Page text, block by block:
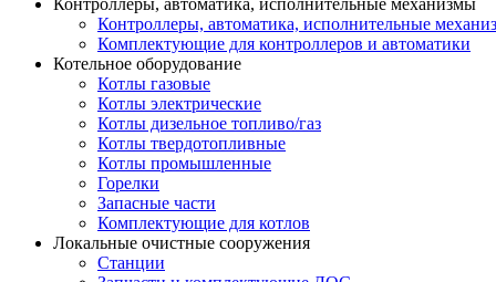
Контроллеры, автоматика, исполнительные механизмы
Контроллеры, автоматика, исполнительные
Комплектующие для контроллеров и автоматики
Котельное оборудование
Котлы газовые
Котлы электрические
Котлы дизельное топливо/газ
Котлы твердотопливные
Котлы промышленные
Горелки
Запасные части
Комплектующие для котлов
Локальные очистные сооружения
Станции